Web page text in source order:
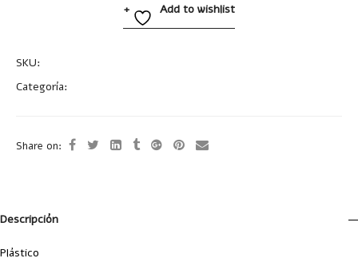
Add to wishlist
SKU:
Categoría:
Share on:
Descripción
Plástico